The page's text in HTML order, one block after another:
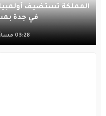
في جدة
03:28 مساءً, 29 Jul 2026